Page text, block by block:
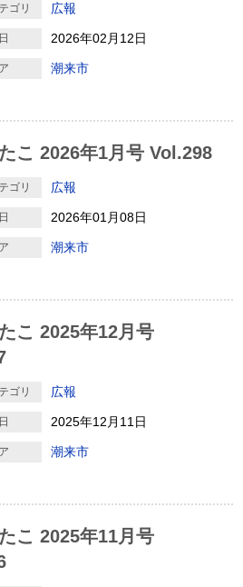
ゴリ 広報
2026年02月12日
潮来市
こ 2026年1月号 Vol.298
ゴリ 広報
2026年01月08日
潮来市
こ 2025年12月号
ゴリ 広報
2025年12月11日
潮来市
こ 2025年11月号